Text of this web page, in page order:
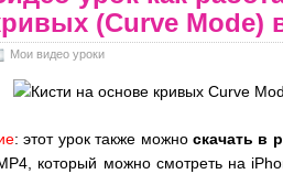
(Curve Mode)
Мои видео уроки
: этот урок также можно скачать в
который можно смотреть на